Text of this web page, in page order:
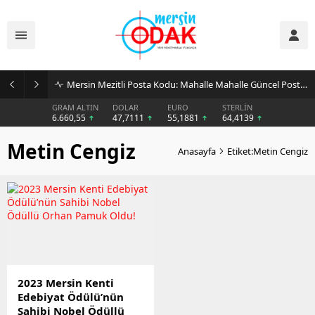
Mersin Mezitli Posta Kodu: Mahalle Mahalle Güncel Posta Kodu Rehberi
GRAM ALTIN
6.660,55
DOLAR
47,7111
EURO
55,1881
STERLİN
64,4139
Metin Cengiz Anasayfa Etiket:Metin Cengiz
2023 Mersin Kenti
Edebiyat Ödülü’nün
Sahibi Nobel Ödüllü